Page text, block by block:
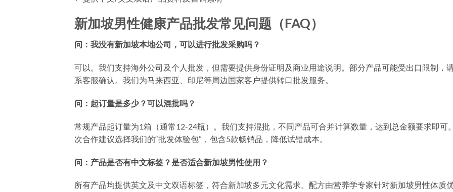
新加坡男性健康产品批发常见问题（FAQ）
问：我没有新加坡本地公司，可以进行批发采购吗？
可以。我们支持海外公司及个人批发，但需要提供身份证明及商业用途说明。部分产品可能受出口限制，
系客服确认。我们为马来西亚、印尼等周边国家客户提供转口批发服务。
问：起订量是多少？可以混批吗？
常规产品起订量为1箱（通常12-24瓶）。我们支持混批，不同产品可合并计算数量，达到总金额要求即可
次合作建议选择我们的“批发体验包”，包含5款畅销品，降低试错成本。
问：产品是否有中文标签？是否适合新加坡男性使用？
所有产品均提供英文及中文双语标签，符合新加坡多元文化需求。配方由营养学专家针对新加坡男性体质